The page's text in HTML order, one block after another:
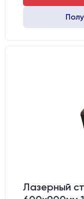
Лазерный